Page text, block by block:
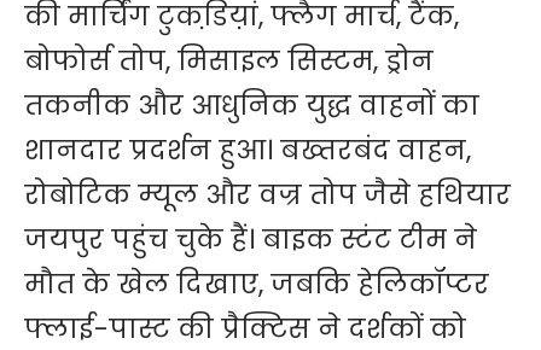
की मार्चिंग टुकडि़य़ां, फ्लैग मार्च, टैंक,
बोफोर्स तोप, मिसाइल सिस्टम, ड्रोन
तकनीक और आधुनिक युद्ध वाहनों का
शानदार प्रदर्शन हुआ। बख्तरबंद वाहन,
रोबोटिक म्यूल और वज्र तोप जैसे हथियार
जयपुर पहुंच चुके हैं। बाइक स्टंट टीम ने
मौत के खेल दिखाए, जबकि हेलिकॉप्टर
फ्लाई-पास्ट की प्रैक्टिस ने दर्शकों को